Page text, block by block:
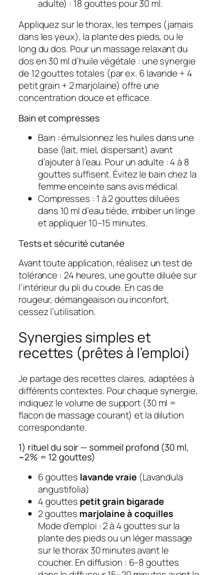
adulte) : 18 gouttes pour 30 ml.
Appliquez sur le thorax, les tempes (jamais
dans les yeux), la plante des pieds, ou le
long du dos. Pour un massage relaxant du
dos en 30 ml d’huile végétale : une synergie
de 12 gouttes totales (par ex. 6 lavande + 4
petit grain + 2 marjolaine) offre une
concentration douce et efficace.
Bain et compresses
Bain : émulsionnez les huiles dans une
base (lait, miel, dispersant) avant
d’ajouter à l’eau. Pour un adulte : 4 à 8
gouttes suffisent. Évitez le bain chez la
femme enceinte sans avis médical.
Compresses : 1 à 2 gouttes diluées
dans 10 ml d’eau tiède, imbiber un linge
et appliquer 10–15 minutes.
Tests et sécurité cutanée
Avant toute application, réalisez untest de
tolérance : 24 heures, une goutte diluée sur
l’intérieur du pli du coude. En cas de
rougeur, démangeaison ou inconfort,
cessez l’utilisation.
Synergies simples et
recettes (prêtes à l’emploi)
Je partage des recettes claires, adaptées à
différents contextes. Pour chaque synergie,
indiquez le volume de support (30 ml =
flacon de massage courant) et la dilution
correspondante.
1) rituel du soir — sommeil profond (30 ml,
~2% = 12 gouttes)
6 gouttes lavande vraie(Lavandula
angustifolia)
4 gouttes petit grain bigarade
2 gouttes marjolaine à coquilles
Mode d’emploi : 2 à 4 gouttes sur la
plante des pieds ou un léger massage
sur le thorax 30 minutes avant le
coucher. En diffusion : 6–8 gouttes